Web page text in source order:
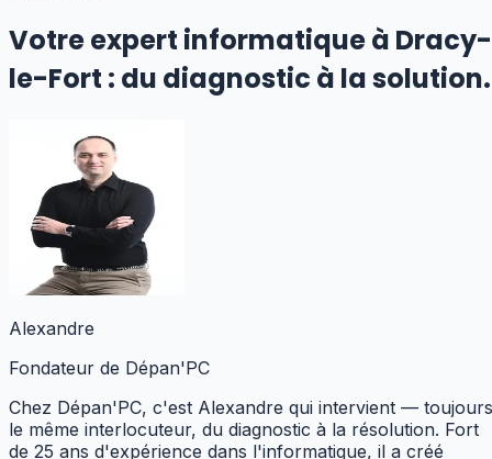
Votre expert informatiqueà Dracy-
le-Fort : du diagnostic à la solution.
Alexandre
Fondateur de Dépan'PC
Chez Dépan'PC, c'est Alexandre qui intervient — toujours
le même interlocuteur, du diagnostic à la résolution. Fort
de 25 ans d'expérience dans l'informatique, il a créé